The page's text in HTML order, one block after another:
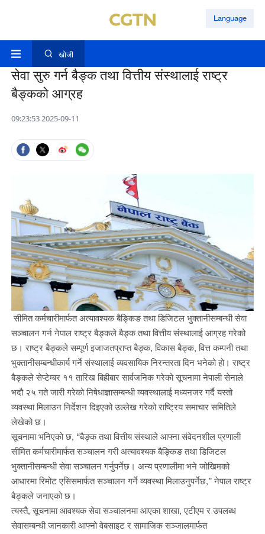
Language
खोजी
सेवा सुरु गर्न बैङ्क तथा वित्तीय संस्थालाई राष्ट्र
बैङ्कको आग्रह
09:23:53 2025-09-11
सीमित कर्मचारीमार्फत अत्यावश्यक बैङ्किङ तथा डिजिटल भुक्तानीसम्बन्धी सेवा
सञ्चालन गर्न नेपाल राष्ट्र बैङ्कले बैङ्क तथा वित्तीय संस्थालाई आग्रह गरेको
छ। राष्ट्र बैङ्कले सम्पूर्ण इजाजतप्राप्त बैङ्क, विकास बैङ्क, वित्त कम्पनी तथा
भुक्तानीसम्बन्धीकार्य गर्ने संस्थालाई व्यवसायिक निरन्तरता दिन भनेको हो। राष्ट्र
बैङ्कले सेप्टेम्बर ११ तारिख बिहीबार सार्वजनिक गरेको सूचनामा नेपाली सेनाले
भदौ २५ गते जारी गरेको निषेधाज्ञासम्बन्धी व्यवस्थालाई मध्यनजर गर्दै यस्तो
व्यवस्था मिलाउन निर्देशन दिइएको उल्लेख गरेको राष्ट्रिय समाचार समितिले
लेखेको छ।
सूचनामा भनिएको छ, “बैङ्क तथा वित्तीय संस्थाले आफ्ना संवेदनशील प्रणाली
सीमित कर्मचारीमार्फत सञ्चालन गरी अत्यावश्यक बैङ्किङ तथा डिजिटल
भुक्तानीसम्बन्धी सेवा सञ्चालन गर्नुपर्नेछ। अन्य प्रणालीमा भने जोखिमको
आधारमा रिमोट एसिसमार्फत सञ्चालन गर्ने व्यवस्था मिलाउनुपर्नेछ,” नेपाल राष्ट्र
बैङ्कले जनाएको छ।
त्यस्तै, सूचनामा आवश्यक सेवा सञ्चालनमा आएका शाखा, एटीएम र उपलब्ध
सेवासम्बन्धी जानकारी आफ्नो वेबसाइट र सामाजिक सञ्जालमार्फत